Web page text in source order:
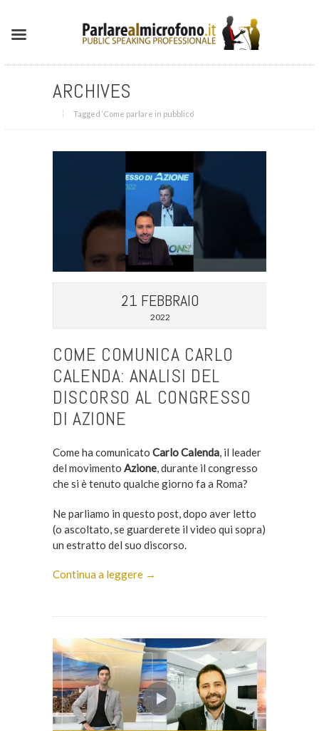
ARCHIVES
Tagged ‘Come parlare in pubblico‘
21 FEBBRAIO
2022
COME COMUNICA CARLO
CALENDA: ANALISI DEL
DISCORSO AL CONGRESSO
DI AZIONE
Come ha comunicato Carlo Calenda, il leader
del movimento Azione, durante il congresso
che si è tenuto qualche giorno fa a Roma?
Ne parliamo in questo post, dopo aver letto
(o ascoltato, se guarderete il video qui sopra)
un estratto del suo discorso.
Continua a leggere →